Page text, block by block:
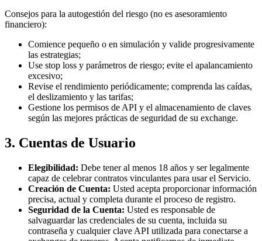
Consejos para la autogestión del riesgo (no es asesoramiento
financiero):
Comience pequeño o en simulación y valide progresivamente
las estrategias;
Use stop loss y parámetros de riesgo; evite el apalancamiento
excesivo;
Revise el rendimiento periódicamente; comprenda las caídas,
el deslizamiento y las tarifas;
Gestione los permisos de API y el almacenamiento de claves
según las mejores prácticas de seguridad de su exchange.
3. Cuentas de Usuario
Elegibilidad: Debe tener al menos 18 años y ser legalmente
capaz de celebrar contratos vinculantes para usar el Servicio.
Creación de Cuenta: Usted acepta proporcionar información
precisa, actual y completa durante el proceso de registro.
Seguridad de la Cuenta: Usted es responsable de
salvaguardar las credenciales de su cuenta, incluida su
contraseña y cualquier clave API utilizada para conectarse a